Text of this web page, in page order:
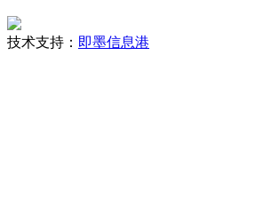
技术支持： 即墨信息港